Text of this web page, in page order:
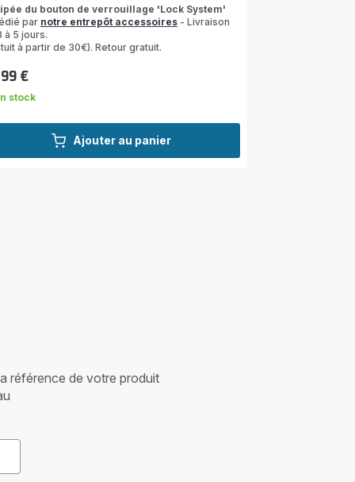
Ajouter au panier
du bouton de verrouillage 'Lock System'
par notre entrepôt accessoires- Livraison
à 5 jours.
à partir de 30€). Retour gratuit.
€
stock
référence de votre produit